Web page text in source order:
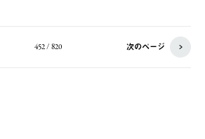
452 / 820 次のページ